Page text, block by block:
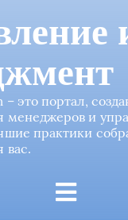
это портал,
менеджеров и
практики
вас.